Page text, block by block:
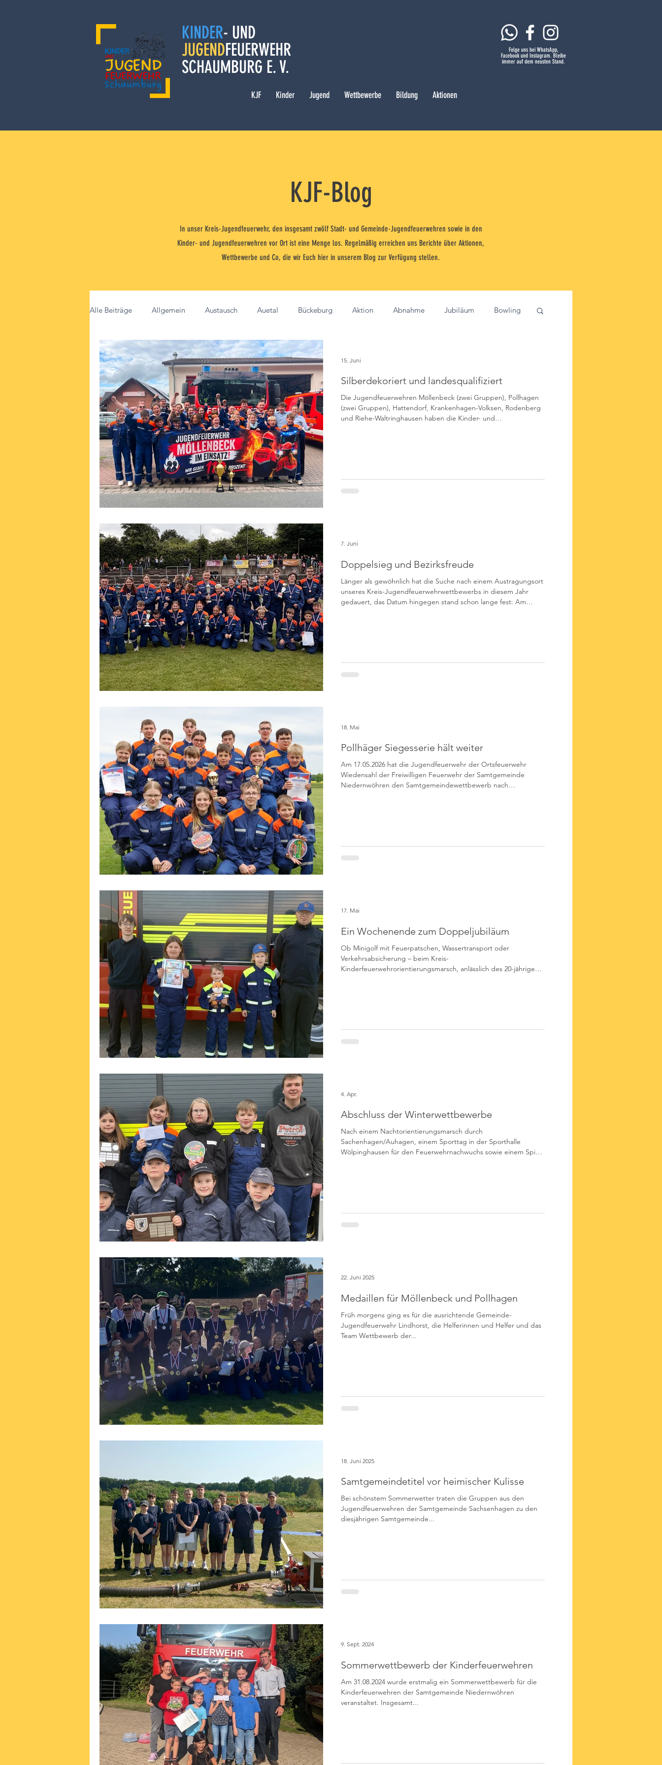
KINDER- UND
JUGENDFEUERWEHR
SCHAUMBURG E. V.
Folge uns bei WhatsApp,
Facebook und Instagram. Bleibe
immer auf dem neusten Stand.
KJF Kinder Jugend Wettbewerbe Bildung Aktionen
KJF-Blog
In unser Kreis-Jugendfeuerwehr, den insgesamt zwölf Stadt- und Gemeinde-Jugendfeuerwehren sowie in den
Kinder- und Jugendfeuerwehren vor Ort ist eine Menge los. Regelmäßig erreichen uns Berichte über Aktionen,
Wettbewerbe und Co, die wir Euch hier in unserem Blog zur Verfügung stellen.
Alle Beiträge Allgemein Austausch Auetal Bückeburg Aktion Abnahme Jubiläum Bowling
Nenndorf Integration Jugendfeuerwehr
Ori-Marsch Nienstädt Jugendforum Flori Rinteln Obernkirchen
Kinderfeuerwehr Bildung Brandfloh Eilsen Jugendflamme
Silberdekoriert und landesqualifiziert
Die Jugendfeuerwehren Möllenbeck (zwei Gruppen), Pollhagen
(zwei Gruppen), Hattendorf, Krankenhagen-Volksen, Rodenberg
und Riehe-Waltringhausen haben die Kinder- und
gemischten Wetterverhältnissen ihr Können im
15. Juni
Doppelsieg und Bezirksfreude
Länger als gewöhnlich hat die Suche nach einem Austragungsort
unseres Kreis-Jugendfeuerwehrwettbewerbs in diesem Jahr
gedauert, das Datum hingegen stand schon lange fest: Am
wettertechnisch hätte es zu
7. Juni
Pollhäger Siegesserie hält weiter
Am 17.05.2026 hat die Jugendfeuerwehr der Ortsfeuerwehr
Wiedensahl der Freiwilligen Feuerwehr der Samtgemeinde
Niedernwöhren den Samtgemeindewettbewerb nach
(1283,9 Punkte) und Wiedensahl (12
18. Mai
Ein Wochenende zum Doppeljubiläum
Ob Minigolf mit Feuerpatschen, Wassertransport oder
Verkehrsabsicherung – beim Kreis-
Kinderfeuerwehrorientierungsmarsch, anlässlich des 20-jährigen
1). Die Jugendfeuerwehr Wöpinghausen blickte an diesem
17. Mai
Abschluss der Winterwettbewerbe
Nach einem Nachtorientierungsmarsch durch
Sachenhagen/Auhagen, einem Sporttag in der Sporthalle
Wölpinghausen für den Feuerwehrnachwuchs sowie einem Spiel
Cedric Büsselberg wurde dann das Gesamtergebnis all
4. Apr.
Medaillen für Möllenbeck und Pollhagen
Früh morgens ging es für die ausrichtende Gemeinde-
Jugendfeuerwehr Lindhorst, die Helferinnen und Helfer und das
Team Wettbewerb der...
22. Juni 2025
Samtgemeindetitel vor heimischer Kulisse
Bei schönstem Sommerwetter traten die Gruppen aus den
Jugendfeuerwehren der Samtgemeinde Sachsenhagen zu den
diesjährigen Samtgemeinde...
18. Juni 2025
Sommerwettbewerb der Kinderfeuerwehren
Am 31.08.2024 wurde erstmalig ein Sommerwettbewerb für die
Kinderfeuerwehren der Samtgemeinde Niedernwöhren
veranstaltet. Insgesamt...
9. Sept. 2024